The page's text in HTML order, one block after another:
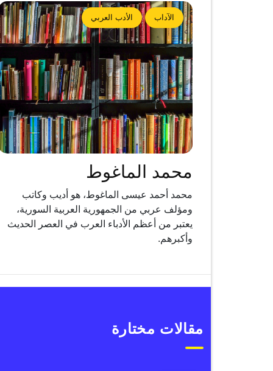
الآداب الأدب العربي
محمد الماغوط
محمد أحمد عيسى الماغوط، هو أديب وكاتب
ومؤلف عربي من الجمهورية العربية السورية،
يعتبر من أعظم الأدباء العرب في العصر الحديث
وأكبرهم.
مقالات مختارة